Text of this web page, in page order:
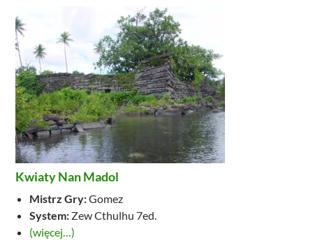
Kwiaty Nan Madol
Mistrz Gry:Gomez
System: Zew Cthulhu 7ed.
(więcej…)